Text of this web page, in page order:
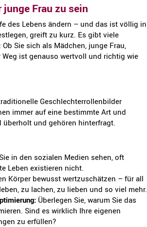
junge Frau zu sein
des Lebens ändern – und das ist völlig in
greift zu kurz. Es gibt viele
Sie sich als Mädchen, junge Frau,
ist genauso wertvoll und richtig wie
Geschlechterrollenbilder
immer auf eine bestimmte Art und
überholt und gehören hinterfragt.
in den sozialen Medien sehen, oft
Leben existieren nicht.
Körper bewusst wertzuschätzen – für all
zu lachen, zu lieben und so viel mehr.
Überlegen Sie, warum Sie das
Sind es wirklich Ihre eigenen
zu erfüllen?